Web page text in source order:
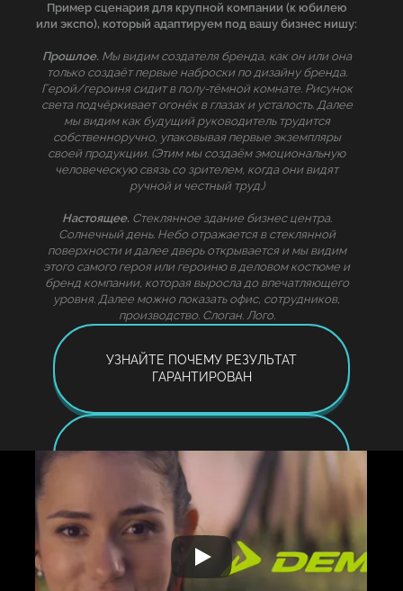
Пример сценария для крупной компании (к юбилею
или экспо), который адаптируем под вашу бизнес нишу:
Прошлое. Мы видим создателя бренда, как он или она
только создаёт первые наброски по дизайну бренда.
Герой/героиня сидит в полу-тёмной комнате. Рисунок
света подчёркивает огонёк в глазах и усталость. Далее
мы видим как будущий руководитель трудится
собственноручно, упаковывая первые экземпляры
своей продукции. (Этим мы создаём эмоциональную
человеческую связь со зрителем, когда они видят
ручной и честный труд.)
Настоящее. Стеклянное здание бизнес центра.
Солнечный день. Небо отражается в стеклянной
поверхности и далее дверь открывается и мы видим
этого самого героя или героиню в деловом костюме и
бренд компании, которая выросла до впечатляющего
уровня. Далее можно показать офис, сотрудников,
производство. Слоган. Лого.
УЗНАЙТЕ ПОЧЕМУ РЕЗУЛЬТАТ
ГАРАНТИРОВАН
БОЛЬШЕ ИДЕЙ ДЛЯ СЦЕНАРИЕВ